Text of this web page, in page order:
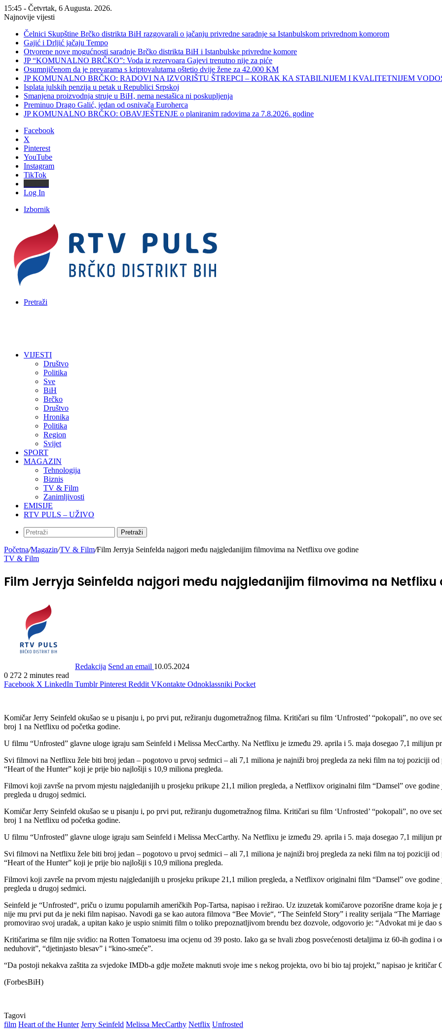
15:45 - Četvrtak, 6 Augusta. 2026.
Najnovije vijesti
Čelnici Skupštine Brčko distrikta BiH razgovarali o jačanju privredne saradnje sa Istanbulskom privrednom komorom
Gajić i Drljić jačaju Tempo
Otvorene nove mogućnosti saradnje Brčko distrikta BiH i Istanbulske privredne komore
JP “KOMUNALNO BRČKO”: Voda iz rezervoara Gajevi trenutno nije za piće
Osumnjičenom da je prevarama s kriptovalutama oštetio dvije žene za 42.000 KM
JP KOMUNALNO BRČKO: RADOVI NA IZVORIŠTU ŠTREPCI – KORAK KA STABILNIJEM I KVALITETNIJEM
Isplata julskih penzija u petak u Republici Srpskoj
Smanjena proizvodnja struje u BiH, nema nestašica ni poskupljenja
Preminuo Drago Galić, jedan od osnivača Euroherca
JP KOMUNALNO BRČKO: OBAVJEŠTENJE o planiranim radovima za 7.8.2026. godine
Facebook
X
Pinterest
YouTube
Instagram
TikTok
Log In
Izbornik
Pretraži
VIJESTI
Društvo
Politika
Sve
BiH
Brčko
Društvo
Hronika
Politika
Region
Svijet
SPORT
MAGAZIN
Tehnologija
Biznis
TV & Film
Zanimljivosti
EMISIJE
RTV PULS – UŽIVO
Pretraži
Početna/Magazin/TV & Film/Film Jerryja Seinfelda najgori među najgledanijim filmovima na Netflixu ove godine
TV & Film
Film Jerryja Seinfelda najgori među najgledanijim filmovima na Netflixu
Redakcija Send an email 10.05.2024
0 272 2 minutes read
Facebook X LinkedIn Tumblr Pinterest Reddit VKontakte Odnoklassniki Pocket
Komičar Jerry Seinfeld okušao se u pisanju i, po prvi put, režiranju dugometražnog filma. Kritičari su film ‘Unfrosted’ “pokopali”, no ove
broj 1 na Netflixu od početka godine.
U filmu “Unfrosted” glavne uloge igraju sam Seinfeld i Melissa MecCarthy. Na Netflixu je između 29. aprila i 5. maja dosegao 7,1 milijun
Svi filmovi na Netflixu žele biti broj jedan – pogotovo u prvoj sedmici – ali 7,1 miliona je najniži broj pregleda za neki film na toj poziciji od
“Heart of the Hunter” koji je prije bio najlošiji s 10,9 miliona pregleda.
Filmovi koji završe na prvom mjestu najgledanijih u prosjeku prikupe 21,1 milion pregleda, a Netflixov originalni film “Damsel” ove
pregleda u drugoj sedmici.
Komičar Jerry Seinfeld okušao se u pisanju i, po prvi put, režiranju dugometražnog filma. Kritičari su film ‘Unfrosted’ “pokopali”, no ove
broj 1 na Netflixu od početka godine.
U filmu “Unfrosted” glavne uloge igraju sam Seinfeld i Melissa MecCarthy. Na Netflixu je između 29. aprila i 5. maja dosegao 7,1 milijun
Svi filmovi na Netflixu žele biti broj jedan – pogotovo u prvoj sedmici – ali 7,1 miliona je najniži broj pregleda za neki film na toj poziciji od
“Heart of the Hunter” koji je prije bio najlošiji s 10,9 miliona pregleda.
Filmovi koji završe na prvom mjestu najgledanijih u prosjeku prikupe 21,1 milion pregleda, a Netflixov originalni film “Damsel” ove
pregleda u drugoj sedmici.
Seinfeld je “Unfrosted“, priču o izumu popularnih američkih Pop-Tartsa, napisao i režirao. Uz izuzetak komičarove pozorišne drame koja
nije mu prvi put da je neki film napisao. Navodi ga se kao autora filmova “Bee Movie“, “The Seinfeld Story” i reality serijala “The
promovirao svoj uradak, a upitan kako je uspio snimiti film o toliko prepoznatljivom brendu bez dozvole, odgovorio je: “Advokat mi je dao
Kritičarima se film nije svidio: na Rotten Tomatoesu ima ocjenu od 39 posto. Iako ga se hvali zbog posvećenosti detaljima iz 60-ih godina
neduhovit”, “djetinjasto blesav” i “kino-smeće”.
“Da postoji nekakva zaštita za svjedoke IMDb-a gdje možete maknuti svoje ime s nekog projekta, ovo bi bio taj projekt,” napisao je kritičar
(ForbesBiH)
Tagovi
film Heart of the Hunter Jerry Seinfeld Melissa MecCarthy Netflix Unfrosted